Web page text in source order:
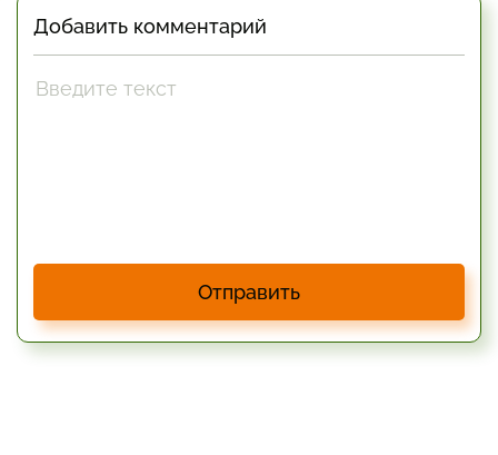
Добавить комментарий
Отправить